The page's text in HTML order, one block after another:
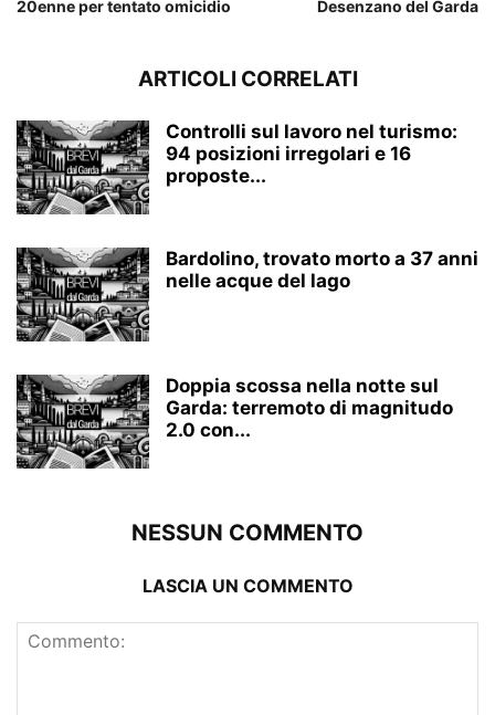
20enne per tentato omicidio
Desenzano del Garda
ARTICOLI CORRELATI
Controlli sul lavoro nel turismo:
94 posizioni irregolari e 16
proposte...
Bardolino, trovato morto a 37 anni
nelle acque del lago
Doppia scossa nella notte sul
Garda: terremoto di magnitudo
2.0 con...
NESSUN COMMENTO
LASCIA UN COMMENTO